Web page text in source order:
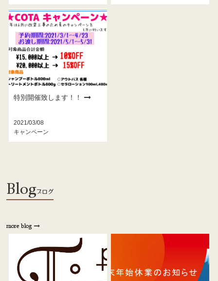
特別開催致します！！
2021/03/08
キャンペーン
Blogブログ
more blog